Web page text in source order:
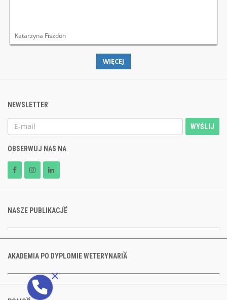
Katarzyna Fiszdon
WIĘCEJ
NEWSLETTER
WYŚLIJ
OBSERWUJ NAS NA
NASZE PUBLIKACJE
AKADEMIA PO DYPLOMIE WETERYNARIA